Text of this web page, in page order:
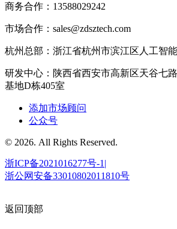
商务合作：13588029242
市场合作：sales@zdsztech.com
杭州总部：浙江省杭州市滨江区人工智
研发中心：陕西省西安市高新区天谷七
基地D栋405室
添加市场顾问
公众号
© 2026. All Rights Reserved.
浙ICP备2021016277号-1|
浙公网安备33010802011810号
返回顶部